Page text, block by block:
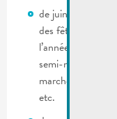
de juin a fin août
des fêtes
l’année maintes
semi-marathon,
marché de
etc.